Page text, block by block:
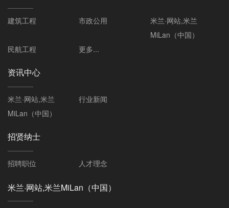
建筑工程 市政公用
米兰·网站,米兰
MiLan（中国）
民航工程
更多...
资讯中心
米兰·网站,米兰
MiLan（中国）
行业新闻
招贤纳士
招聘职位 人才理念
米兰·网站,米兰MiLan（中国）